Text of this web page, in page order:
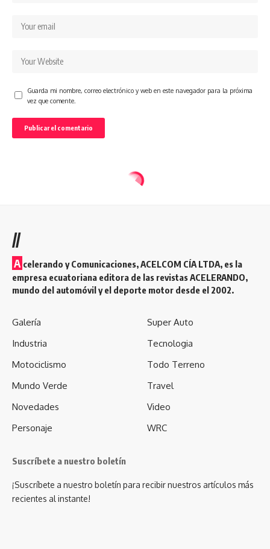
Guarda mi nombre, correo electrónico y web en este navegador para la próxima
vez que comente.
//
A celerando y Comunicaciones, ACELCOM CÍA LTDA, es la
empresa ecuatoriana editora de las revistas ACELERANDO,
mundo del automóvil y el deporte motor desde el 2002.
Galería
Industria
Motociclismo
Mundo Verde
Novedades
Personaje
Super Auto
Tecnologia
Todo Terreno
Travel
Video
WRC
Suscríbete a nuestro boletín
¡Suscríbete a nuestro boletín para recibir nuestros artículos más
recientes al instante!